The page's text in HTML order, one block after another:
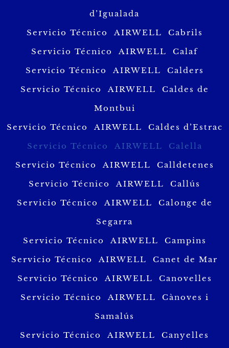
d’Igualada
Servicio Técnico AIRWELL Cabrils
Servicio Técnico AIRWELL Calaf
Servicio Técnico AIRWELL Calders
Servicio Técnico AIRWELL Caldes de
Montbui
Servicio Técnico AIRWELL Caldes d’Estrac
Servicio Técnico AIRWELL Calella
Servicio Técnico AIRWELL Calldetenes
Servicio Técnico AIRWELL Callús
Servicio Técnico AIRWELL Calonge de
Segarra
Servicio Técnico AIRWELL Campins
Servicio Técnico AIRWELL Canet de Mar
Servicio Técnico AIRWELL Canovelles
Servicio Técnico AIRWELL Cànoves i
Samalús
Servicio Técnico AIRWELL Canyelles